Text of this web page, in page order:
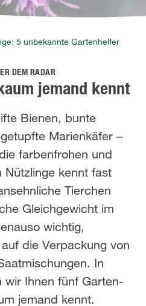
5 unbekannte Gartenhelfer
DEM RADAR
jemand kennt
Bienen, bunte
Marienkäfer –
farbenfrohen und
kennt fast
Tierchen
Gleichgewicht im
wichtig,
die Verpackung von
In
wir Ihnen fünf Garten-
jemand kennt.